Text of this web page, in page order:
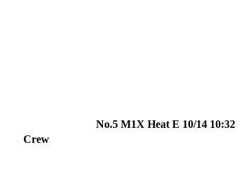
No.5 M1X Heat E 10/14 10:32
Crew